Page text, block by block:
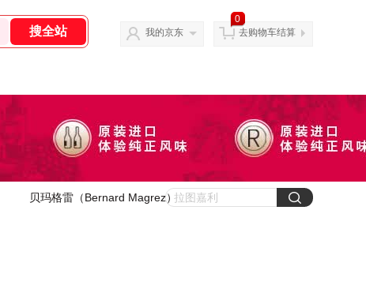
我的京东
0
去购物车结算
贝玛格雷（Bernard Magrez）